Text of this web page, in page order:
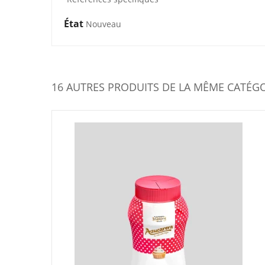
État Nouveau
16 AUTRES PRODUITS DE LA MÊME